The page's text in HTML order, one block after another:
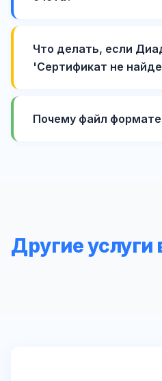
Что делать, если
'Сертификат не
Почему файл формате
Другие услуги